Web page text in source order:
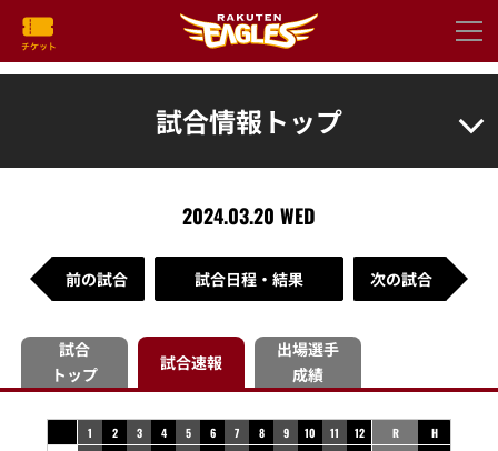
試合情報トップ
2024.03.20 WED
前の試合 試合日程・結果 次の試合
試合
トップ
試合速報
出場選手
成績
1 2 3 4 5 6 7 8 9 10 11 12 R H